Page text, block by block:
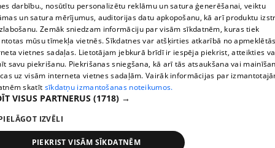
darbību., nosūtītu personalizētu reklāmu un satura ģenerēšanai, veiktu
un satura mērījumus, auditorijas datu apkopošanu, kā arī produktu
Zemāk sniedzam informāciju par visām sīkdatnēm, kuras tiek
mūsu tīmekļa vietnēs. Sīkdatnes var atšķirties atkarībā no
vietnes sadaļas. Lietotājam jebkurā brīdī ir iespēja piekrist, atteikties
savu piekrišanu. Piekrišanas sniegšana, kā arī tās atsaukšana vai
uz visām interneta vietnes sadaļām. Vairāk informācijas par
skatīt sīkdatņu izmantošanas noteikumos.
VISUS PARTNERUS (1718) →
IZVĒLI
PIEKRIST VISĀM SĪKDATNĒM